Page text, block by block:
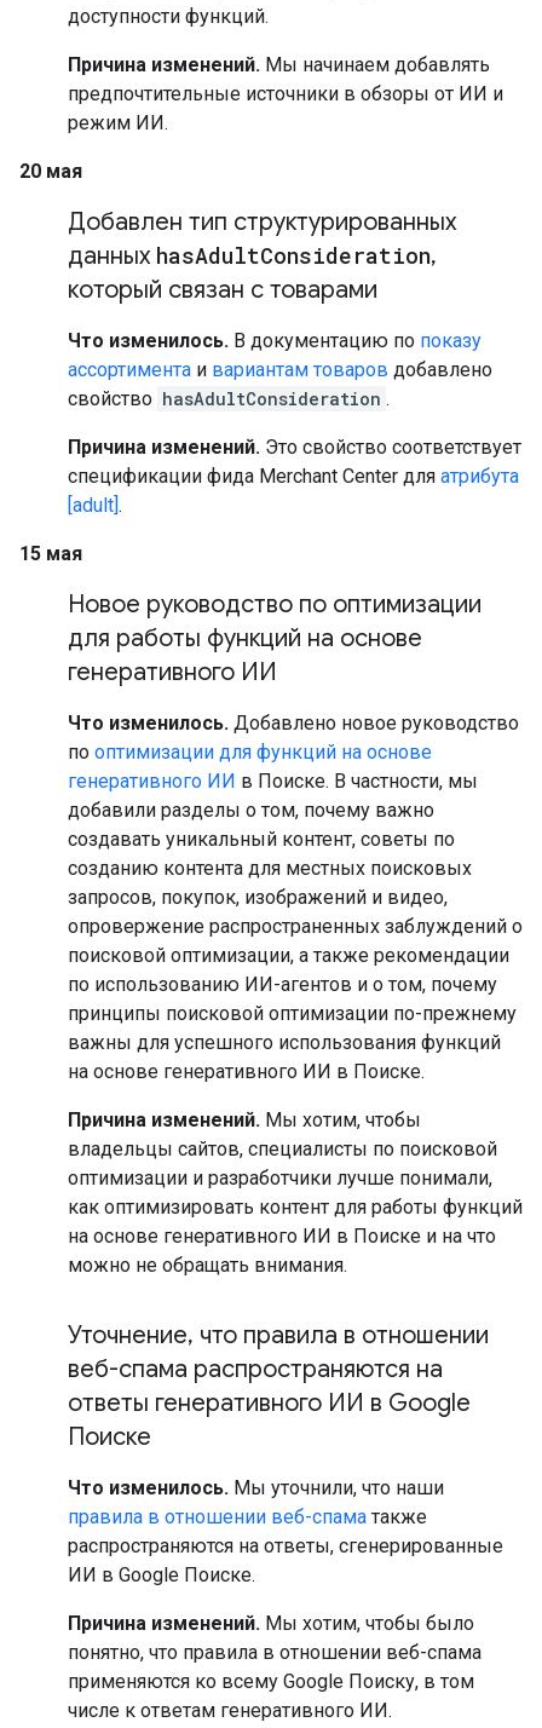
доступности функций.
Причина изменений. Мы начинаем добавлять
предпочтительные источники в обзоры от ИИ и
режим ИИ.
20 мая
Добавлен тип структурированных
данных hasAdultConsideration,
который связан с товарами
Что изменилось. В документацию по показу
ассортимента и вариантам товаров добавлено
свойство hasAdultConsideration .
Причина изменений. Это свойство соответствует
спецификации фида Merchant Center для атрибута
[adult].
15 мая
Новое руководство по оптимизации
для работы функций на основе
генеративного ИИ
Что изменилось. Добавлено новое руководство
по оптимизации для функций на основе
генеративного ИИ в Поиске. В частности, мы
добавили разделы о том, почему важно
создавать уникальный контент, советы по
созданию контента для местных поисковых
запросов, покупок, изображений и видео,
опровержение распространенных заблуждений о
поисковой оптимизации, а также рекомендации
по использованию ИИ-агентов и о том, почему
принципы поисковой оптимизации по-прежнему
важны для успешного использования функций
на основе генеративного ИИ в Поиске.
Причина изменений. Мы хотим, чтобы
владельцы сайтов, специалисты по поисковой
оптимизации и разработчики лучше понимали,
как оптимизировать контент для работы функций
на основе генеративного ИИ в Поиске и на что
можно не обращать внимания.
Уточнение, что правила в отношении
веб-спама распространяются на
ответы генеративного ИИ в Google
Поиске
Что изменилось. Мы уточнили, что наши
правила в отношении веб-спама также
распространяются на ответы, сгенерированные
ИИ в Google Поиске.
Причина изменений. Мы хотим, чтобы было
понятно, что правила в отношении веб-спама
применяются ко всему Google Поиску, в том
числе к ответам генеративного ИИ.